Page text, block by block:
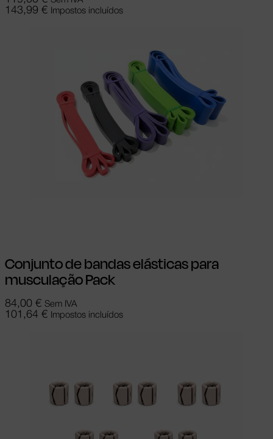
143,99 € Impostos incluídos
Conjunto de bandas elásticas para
musculação Pack
84,00 € Sem IVA
101,64 € Impostos incluídos